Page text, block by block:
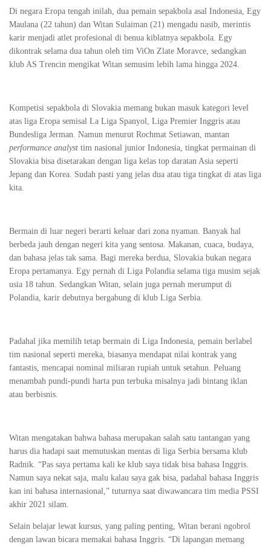
Di negara Eropa tengah inilah, dua pemain sepakbola asal Indonesia, Egy
Maulana (22 tahun) dan Witan Sulaiman (21) mengadu nasib, merintis
karir menjadi atlet profesional di benua kiblatnya sepakbola. Egy
dikontrak selama dua tahun oleh tim ViOn Zlate Moravce, sedangkan
klub AS Trencin mengikat Witan semusim lebih lama hingga 2024.
Kompetisi sepakbola di Slovakia memang bukan masuk kategori level
atas liga Eropa semisal La Liga Spanyol, Liga Premier Inggris atau
Bundesliga Jerman. Namun menurut Rochmat Setiawan, mantan
performance analyst tim nasional junior Indonesia, tingkat permainan di
Slovakia bisa disetarakan dengan liga kelas top daratan Asia seperti
Jepang dan Korea. Sudah pasti yang jelas dua atau tiga tingkat di atas liga
kita.
Bermain di luar negeri berarti keluar dari zona nyaman. Banyak hal
berbeda jauh dengan negeri kita yang sentosa. Makanan, cuaca, budaya,
dan bahasa jelas tak sama. Bagi mereka berdua, Slovakia bukan negara
Eropa pertamanya. Egy pernah di Liga Polandia selama tiga musim sejak
usia 18 tahun. Sedangkan Witan, selain juga pernah merumput di
Polandia, karir debutnya bergabung di klub Liga Serbia.
Padahal jika memilih tetap bermain di Liga Indonesia, pemain berlabel
tim nasional seperti mereka, biasanya mendapat nilai kontrak yang
fantastis, mencapai nominal miliaran rupiah untuk setahun. Peluang
menambah pundi-pundi harta pun terbuka misalnya jadi bintang iklan
atau berbisnis.
Witan mengatakan bahwa bahasa merupakan salah satu tantangan yang
harus dia hadapi saat memutuskan mentas di liga Serbia bersama klub
Radnik. “Pas saya pertama kali ke klub saya tidak bisa bahasa Inggris.
Namun saya nekat saja, malu kalau saya gak bisa, padahal bahasa Inggris
kan ini bahasa internasional,” tuturnya saat diwawancara tim media PSSI
akhir 2021 silam.
Selain belajar lewat kursus, yang paling penting, Witan berani ngobrol
dengan lawan bicara memakai bahasa Inggris. “Di lapangan memang